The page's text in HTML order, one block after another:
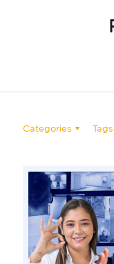
Categories Tags